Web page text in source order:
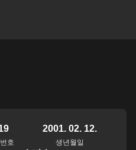
호
2001. 02. 12.
생년월일